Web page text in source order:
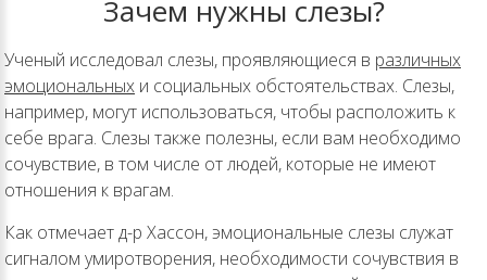
Зачем нужны слезы?
Ученый исследовал слезы, проявляющиеся в различных
эмоциональных и социальных обстоятельствах. Слезы,
например, могут использоваться, чтобы расположить к
себе врага. Слезы также полезны, если вам необходимо
сочувствие, в том числе от людей, которые не имеют
отношения к врагам.
Как отмечает д-р Хассон, эмоциональные слезы служат
сигналом умиротворения, необходимости сочувствия в